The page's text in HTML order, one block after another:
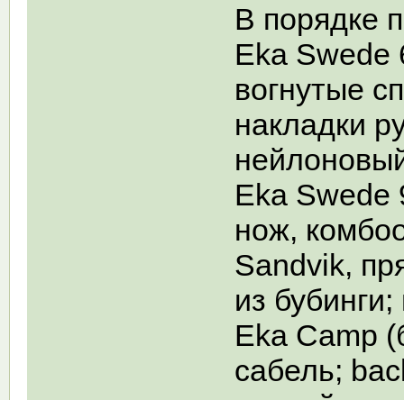
В порядке
Eka Swede
вогнутые
накладки
Eka Swede
нож,
Sandvik,
из
Eka Camp
сабель;